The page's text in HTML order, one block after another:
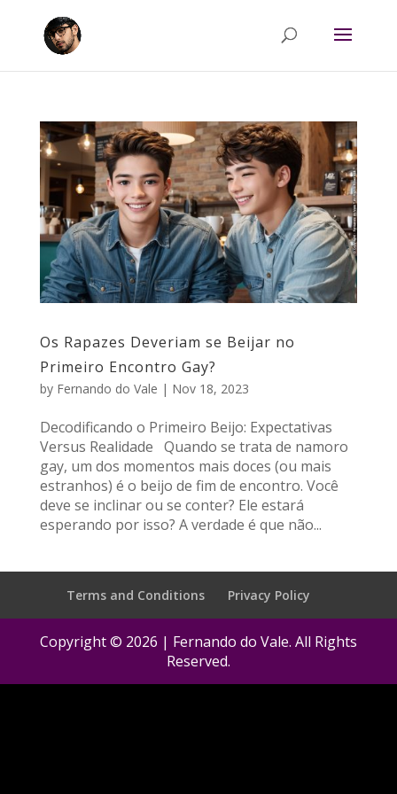
Os Rapazes Deveriam se Beijar no
Primeiro Encontro Gay?
by Fernando do Vale | Nov 18, 2023
Decodificando o Primeiro Beijo: Expectativas
Versus Realidade Quando se trata de namoro
gay, um dos momentos mais doces (ou mais
estranhos) é o beijo de fim de encontro. Você
deve se inclinar ou se conter? Ele estará
esperando por isso? A verdade é que não...
Terms and Conditions Privacy Policy
Copyright © 2026 | Fernando do Vale. All Rights
Reserved.